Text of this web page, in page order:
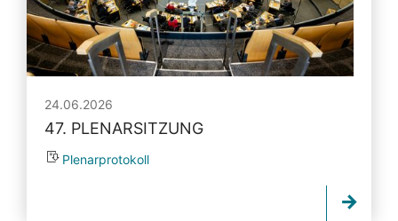
24.06.2026
47. PLENARSITZUNG
Plenarprotokoll